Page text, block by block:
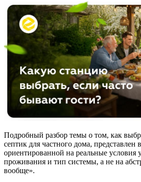
Подробный разбор темы о том, как
септик для частного дома, представлен
ориентированной на реальные условия
проживания и тип системы, а не на
вообще».